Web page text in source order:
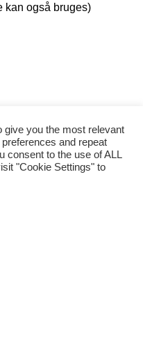
kan også bruges)
give you the most relevant
and repeat
consent to the use of ALL
"Cookie Settings" to